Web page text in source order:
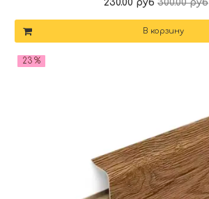
230.00 руб 300.00 руб
В корзину
23 %